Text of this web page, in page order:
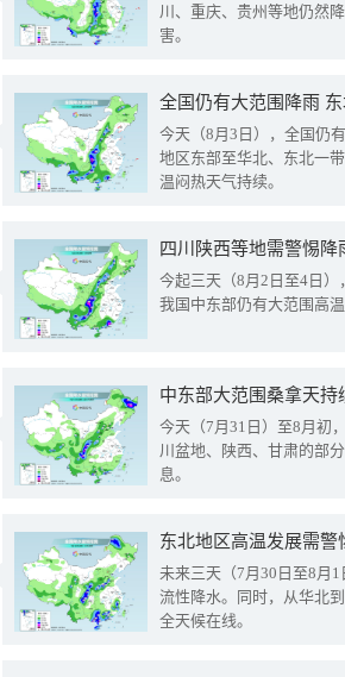
川、重庆、贵州等地仍然
害。
全国仍有大范围降雨
今天（8月3日），全国仍
地区东部至华北、东北一
温闷热天气持续。
今起三天（8月2日至4日
我国中东部仍有大范围高
中东部大范围桑拿天
今天（7月31日）至8月初
川盆地、陕西、甘肃的部
息。
东北地区高温发展需
未来三天（7月30日至8月
流性降水。同时，从华北
全天候在线。